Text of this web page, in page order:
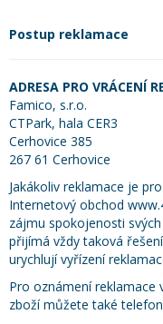
Postup reklamace
ADRESA PRO VRÁCENÍ
Famico, s.r.o.
CTPark, hala CER3
Cerhovice 385
267 61 Cerhovice
Jakákoliv reklamace je
Internetový obchod
zájmu spokojenosti
přijímá vždy taková
urychlují vyřízení
Pro oznámení reklamace
zboží můžete také